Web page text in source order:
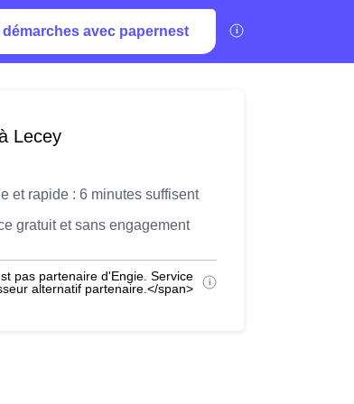
démarches avec papernest
Lecey
et rapide : 6 minutes suffisent
gratuit et sans engagement
pas partenaire d'Engie. Service
alternatif partenaire.</span>